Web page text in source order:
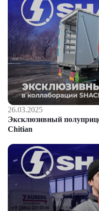
26.03.2025
Эксклюзивный
Chitian